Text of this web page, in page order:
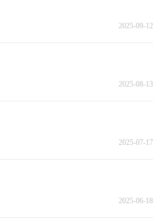
2025-09-12
2025-08-13
2025-07-17
2025-06-18